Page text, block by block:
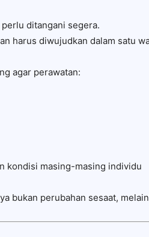
ditangani segera.
harus diwujudkan dalam satu
agar perawatan:
kondisi masing-masing individu
bukan perubahan sesaat,